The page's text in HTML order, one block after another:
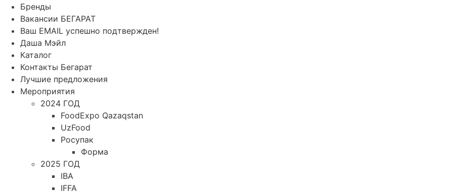
Бренды
Вакансии БЕГАРАТ
Ваш EMAIL успешно подтвержден!
Даша Мэйл
Каталог
Контакты Бегарат
Лучшие предложения
Мероприятия
2024 ГОД
FoodExpo Qazaqstan
UzFood
Росупак
Форма
2025 ГОД
IBA
IFFA